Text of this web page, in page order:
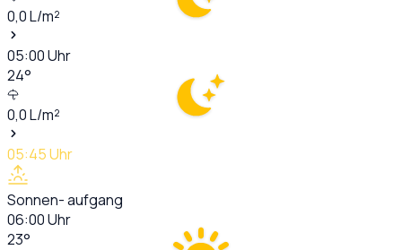
0,0L/m²
05:00Uhr
24°
0,0L/m²
05:45Uhr
Sonnen- aufgang
06:00Uhr
23°